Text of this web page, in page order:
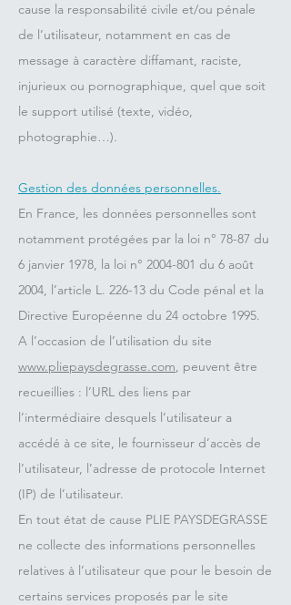
cause la responsabilité civile et/ou pénale
de l’utilisateur, notamment en cas de
message à caractère diffamant, raciste,
injurieux ou pornographique, quel que soit
le support utilisé (texte, vidéo,
photographie…).
Gestion des données personnelles.
En France, les données personnelles sont
notamment protégées par la loi n° 78-87 du
6 janvier 1978, la loi n° 2004-801 du 6 août
2004, l’article L. 226-13 du Code pénal et la
Directive Européenne du 24 octobre 1995.
A l’occasion de l’utilisation du site
www.pliepaysdegrasse.com, peuvent être
recueillies : l’URL des liens par
l’intermédiaire desquels l’utilisateur a
accédé à ce site, le fournisseur d’accès de
l’utilisateur, l’adresse de protocole Internet
(IP) de l’utilisateur.
En tout état de cause PLIE PAYSDEGRASSE
ne collecte des informations personnelles
relatives à l’utilisateur que pour le besoin de
certains services proposés par le site